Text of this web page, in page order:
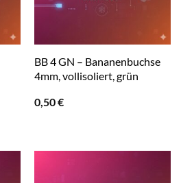
BB 4 GN – Bananenbuchse
4mm, vollisoliert, grün
0,50€